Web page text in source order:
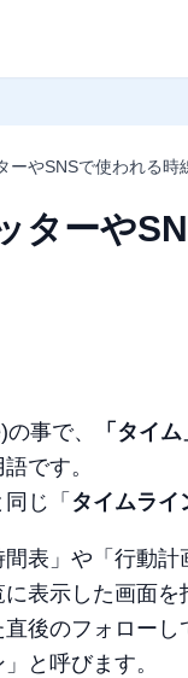
ーやSNSで使われる
ターや
事で、
「タイ
です。
じ「 タイムライ
表」や「行動
表示した画面を
後のフォロー
と呼びます。